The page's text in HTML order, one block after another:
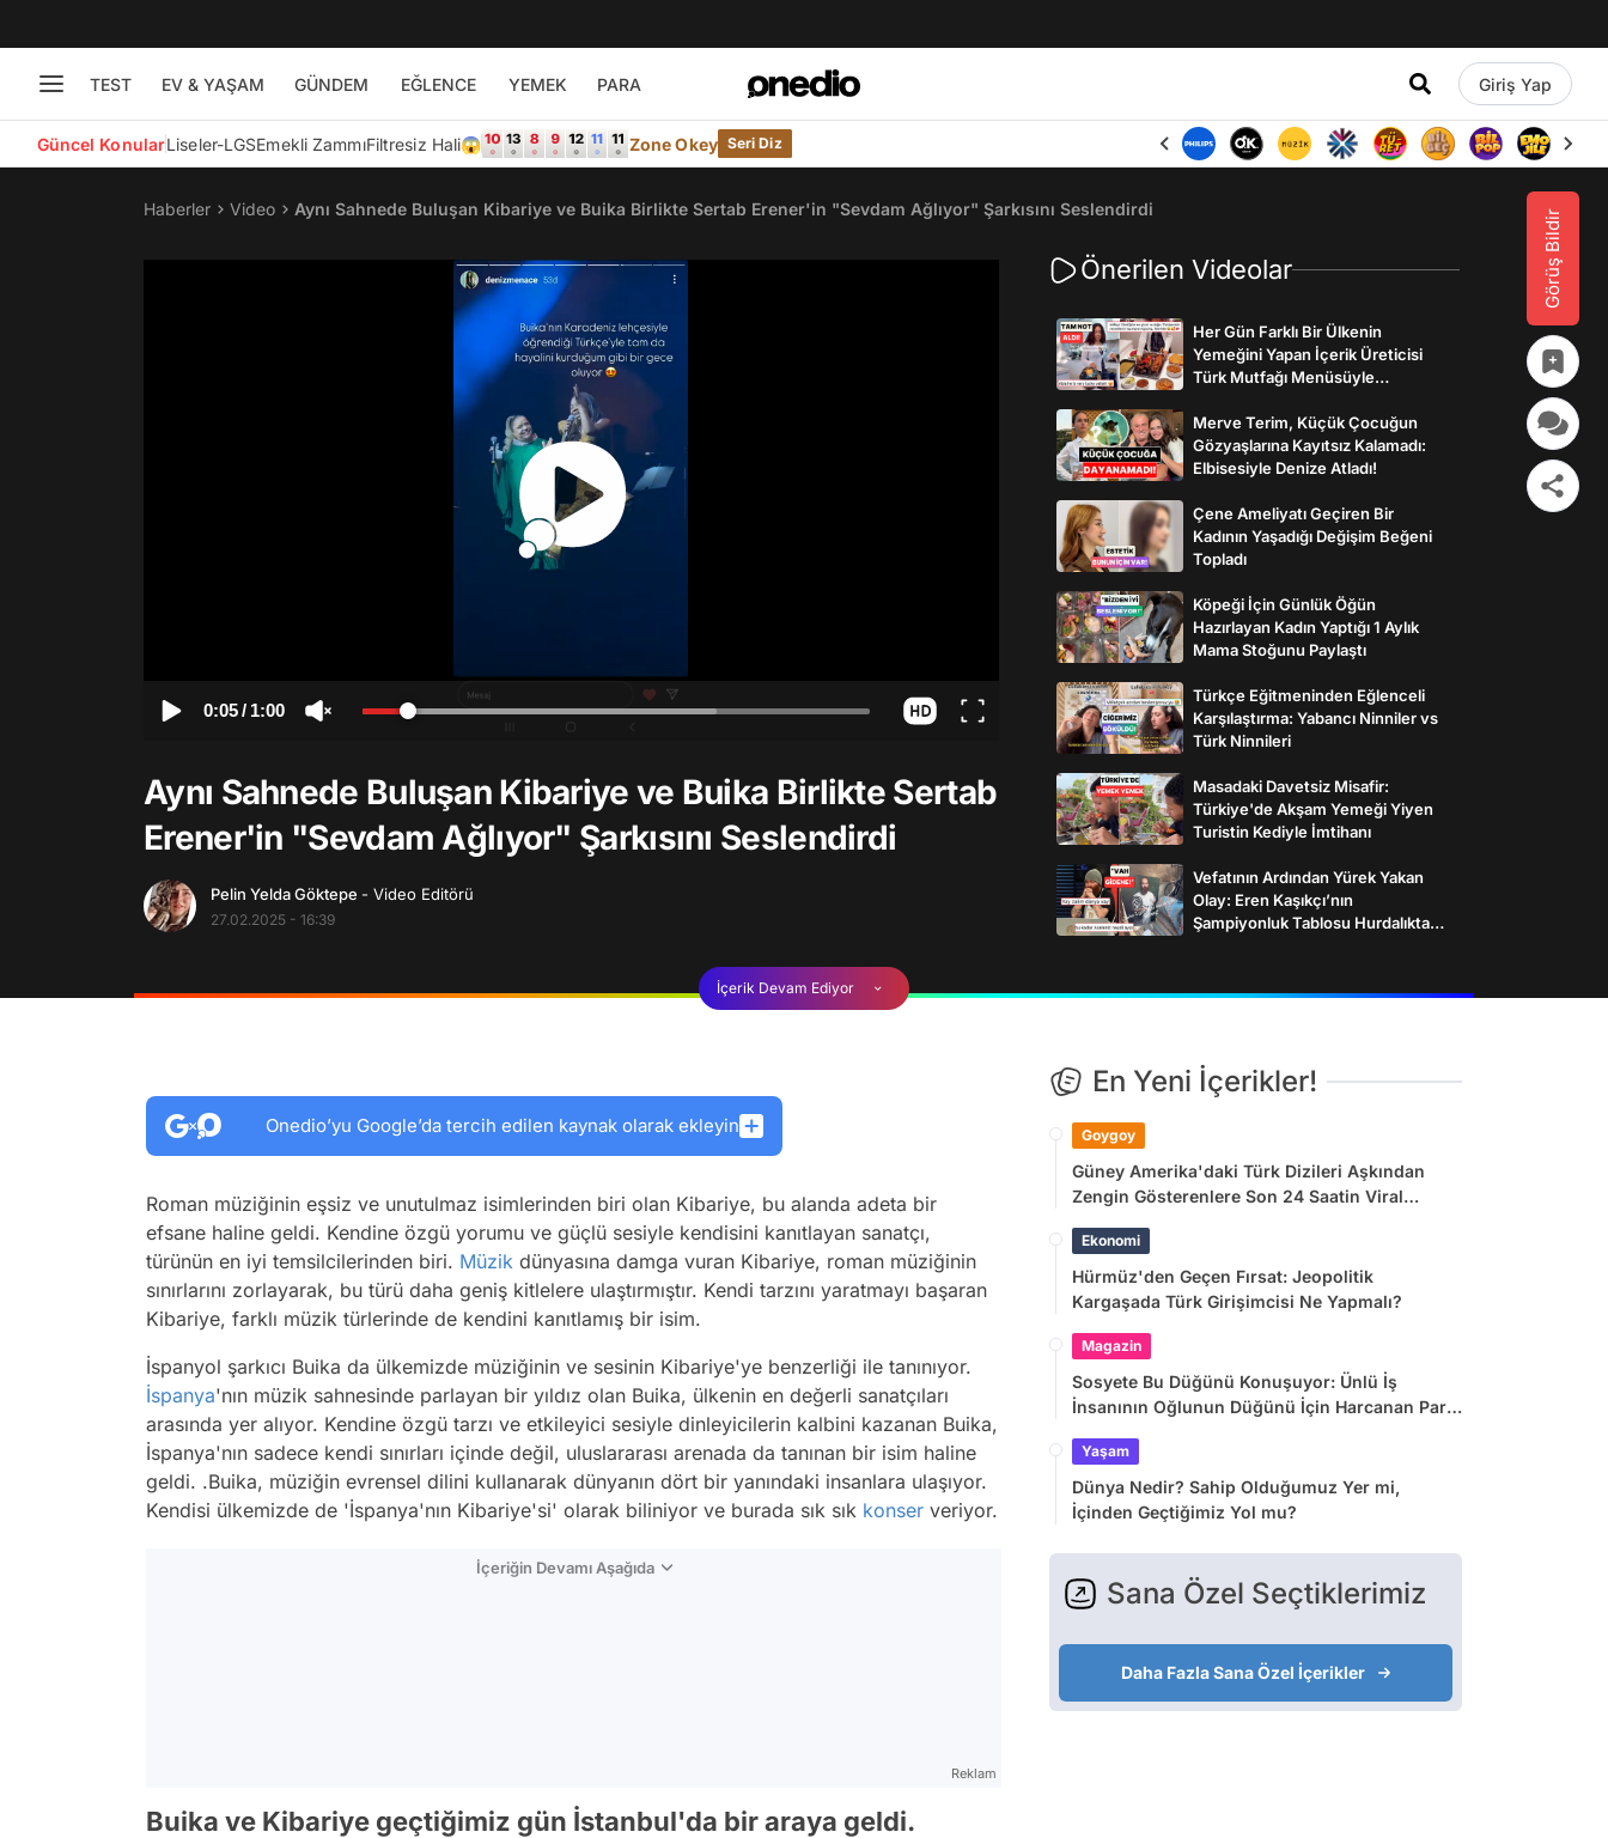
TEST EV & YAŞAM GÜNDEM EĞLENCE YEMEK PARA Giriş Yap
Güncel KonularLiseler-LGSEmekli ZammıFiltresiz Hali😱 Zone Okey Seri Diz
Görüş Bildir
Haberler Video Aynı Sahnede Buluşan Kibariye ve Buika Birlikte Sertab Erener'in "Sevdam Ağlıyor" Şarkısını Seslendirdi
0:05/ 1:00
Aynı Sahnede Buluşan Kibariye ve Buika Birlikte Sertab
Erener'in "Sevdam Ağlıyor" Şarkısını Seslendirdi
Pelin Yelda Göktepe - Video Editörü
27.02.2025 - 16:39
Önerilen Videolar
Her Gün Farklı Bir Ülkenin
Yemeğini Yapan İçerik Üreticisi
Türk Mutfağı Menüsüyle
Merve Terim, Küçük Çocuğun
Gözyaşlarına Kayıtsız Kalamadı:
Elbisesiyle Denize Atladı!
Çene Ameliyatı Geçiren Bir
Kadının Yaşadığı Değişim Beğeni
Topladı
Köpeği İçin Günlük Öğün
Hazırlayan Kadın Yaptığı 1 Aylık
Mama Stoğunu Paylaştı
Türkçe Eğitmeninden Eğlenceli
Karşılaştırma: Yabancı Ninniler vs
Türk Ninnileri
Masadaki Davetsiz Misafir:
Türkiye'de Akşam Yemeği Yiyen
Turistin Kediyle İmtihanı
Vefatının Ardından Yürek Yakan
Olay: Eren Kaşıkçı’nın
Şampiyonluk Tablosu Hurdalıkta
İçerik Devam Ediyor
Onedio’yu Google’da tercih edilen kaynak olarak ekleyin
Roman müziğinin eşsiz ve unutulmaz isimlerinden biri olan Kibariye, bu alanda adeta bir
efsane haline geldi. Kendine özgü yorumu ve güçlü sesiyle kendisini kanıtlayan sanatçı,
türünün en iyi temsilcilerinden biri. Müzik dünyasına damga vuran Kibariye, roman müziğinin
sınırlarını zorlayarak, bu türü daha geniş kitlelere ulaştırmıştır. Kendi tarzını yaratmayı başaran
Kibariye, farklı müzik türlerinde de kendini kanıtlamış bir isim.
İspanyol şarkıcı Buika da ülkemizde müziğinin ve sesinin Kibariye'ye benzerliği ile tanınıyor.
İspanya'nın müzik sahnesinde parlayan bir yıldız olan Buika, ülkenin en değerli sanatçıları
arasında yer alıyor. Kendine özgü tarzı ve etkileyici sesiyle dinleyicilerin kalbini kazanan Buika,
İspanya'nın sadece kendi sınırları içinde değil, uluslararası arenada da tanınan bir isim haline
geldi. .Buika, müziğin evrensel dilini kullanarak dünyanın dört bir yanındaki insanlara ulaşıyor.
Kendisi ülkemizde de 'İspanya'nın Kibariye'si' olarak biliniyor ve burada sık sık konser veriyor.
İçeriğin Devamı Aşağıda
Reklam
Buika ve Kibariye geçtiğimiz gün İstanbul'da bir araya geldi.
En Yeni İçerikler!
Goygoy
Güney Amerika'daki Türk Dizileri Aşkından
Zengin Gösterenlere Son 24 Saatin Viral
Ekonomi
Hürmüz'den Geçen Fırsat: Jeopolitik
Kargaşada Türk Girişimcisi Ne Yapmalı?
Magazin
Sosyete Bu Düğünü Konuşuyor: Ünlü İş
İnsanının Oğlunun Düğünü İçin Harcanan Para
Yaşam
Dünya Nedir? Sahip Olduğumuz Yer mi,
İçinden Geçtiğimiz Yol mu?
Sana Özel Seçtiklerimiz
Daha Fazla Sana Özel İçerikler